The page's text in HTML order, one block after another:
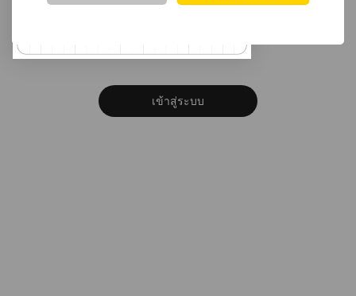
รหัสผ่าน